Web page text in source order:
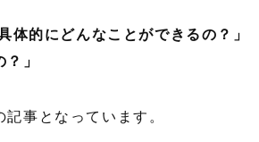
体的にどんなことができるの？」
」
事となっています。